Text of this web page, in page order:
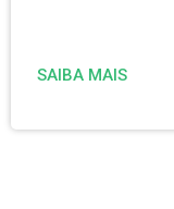
SAIBA MAIS